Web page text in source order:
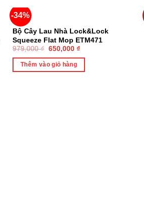
-34%
Bộ Cây Lau Nhà Lock&Lock
Squeeze Flat Mop ETM471
979,000₫ 650,000 ₫
Thêm vào giỏ hàng